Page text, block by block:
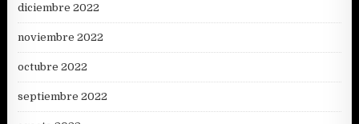
diciembre 2022
noviembre 2022
octubre 2022
septiembre 2022